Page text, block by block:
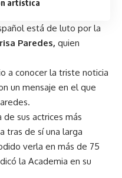
artística
está de luto por la
Paredes, quien
a conocer la triste noticia
un mensaje en el que
de sus actrices más
tras de sí una larga
verla en más de 75
la Academia en su